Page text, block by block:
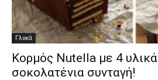
Γλυκά
Κορμός Νutella με 4
σοκολατένια συνταγή!